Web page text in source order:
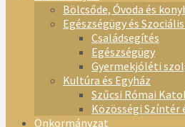
Bölcsőde, Óvoda és
Egészségügy és
Családsegítés
Egészségügy
Gyermekjóléti
Kultúra és Egyház
Szűcsi Római
Közösségi Színtér
Önkormányzat